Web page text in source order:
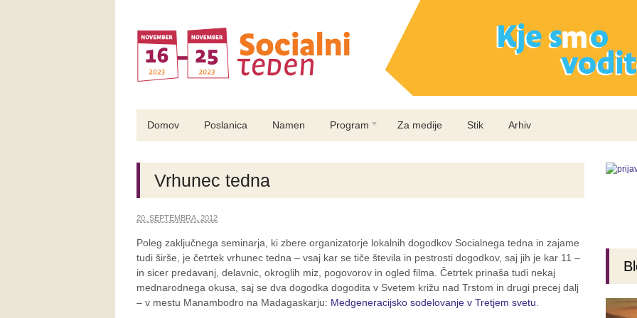
Domov Poslanica Namen Program Za medije Stik Arhiv
Vrhunec tedna
20. SEPTEMBRA, 2012
Poleg zaključnega seminarja, ki zbere organizatorje lokalnih dogodkov Socialnega tedna in zajame
tudi širše, je četrtek vrhunec tedna – vsaj kar se tiče števila in pestrosti dogodkov, saj jih je kar 11 –
in sicer predavanj, delavnic, okroglih miz, pogovorov in ogled filma. Četrtek prinaša tudi nekaj
mednarodnega okusa, saj se dva dogodka dogodita v Svetem križu nad Trstom in drugi precej dalj
– v mestu Manambodro na Madagaskarju: Medgeneracijsko sodelovanje v Tretjem svetu